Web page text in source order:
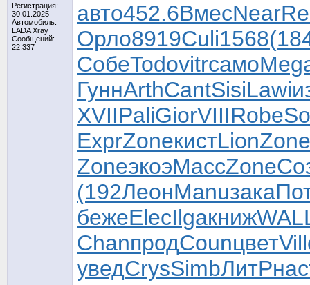
Регистрация:
30.01.2025
Автомобиль:
LADA Xray
Сообщений:
22,337
авто452.6ВмесNear
Орло8919Culi1568
СобеTodovitrсамо
ГуннArthCantSisiLawi
XVIIPaliGiorVIIIRobe
ExprZoneкистLionZone
ZoneэкоэМассZone
(192ЛеонManuзака
бежеElecIlgaкниж
ChanпродCounцветVill
уведCrysSimbЛитР